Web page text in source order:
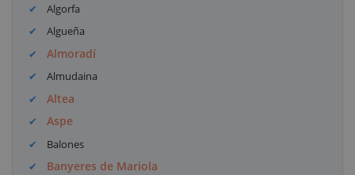
Algorfa
Algueña
Almoradí
Almudaina
Altea
Aspe
Balones
Banyeres de Mariola